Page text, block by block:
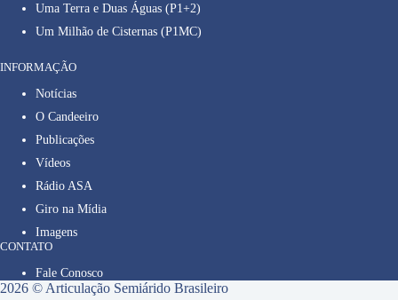
Uma Terra e Duas Águas (P1+2)
Um Milhão de Cisternas (P1MC)
INFORMAÇÃO
Notícias
O Candeeiro
Publicações
Vídeos
Rádio ASA
Giro na Mídia
Imagens
CONTATO
Fale Conosco
2026 © Articulação Semiárido Brasileiro